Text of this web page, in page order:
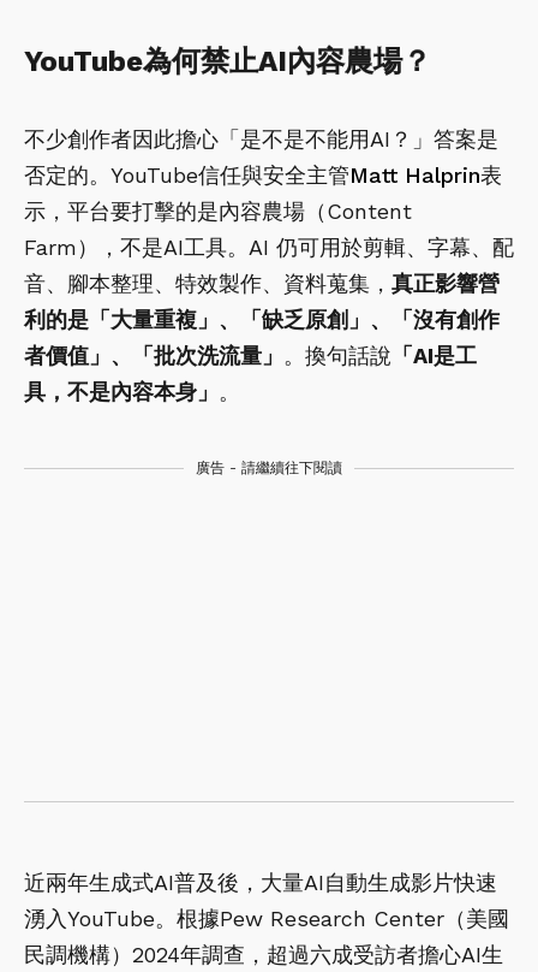
YouTube為何禁止AI內容農場？
不少創作者因此擔心「是不是不能用AI？」答案是
否定的。YouTube信任與安全主管Matt Halprin表
示，平台要打擊的是內容農場（Content
Farm），不是AI工具。AI 仍可用於剪輯、字幕、配
音、腳本整理、特效製作、資料蒐集， 真正影響營
利的是「大量重複」、「缺乏原創」、「沒有創作
者價值」、「批次洗流量」 。換句話說 「AI是工
具，不是內容本身」 。
廣告 - 請繼續往下閱讀
近兩年生成式AI普及後，大量AI自動生成影片快速
湧入YouTube。根據Pew Research Center（美國
民調機構）2024年調查，超過六成受訪者擔心AI生